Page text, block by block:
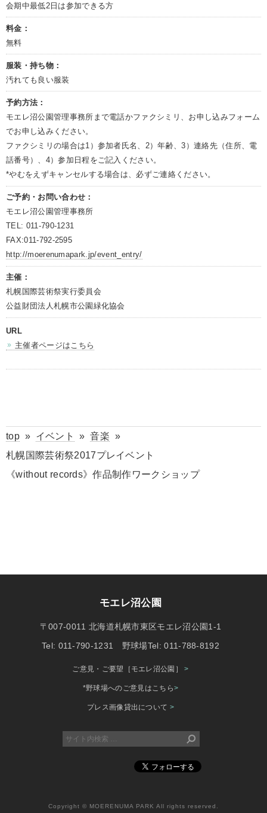
会期中最低2日は参加できる方
料金：
無料
服装・持ち物：
汚れても良い服装
予約方法：
モエレ沼公園管理事務所まで電話かファクシミリ、お申し込みフォーム
でお申し込みください。
ファクシミリの場合は1）参加者氏名、2）年齢、3）連絡先（住所、電
話番号）、4）参加日程をご記入ください。
*やむをえずキャンセルする場合は、必ずご連絡ください。
ご予約・お問い合わせ：
モエレ沼公園管理事務所
TEL: 011-790-1231
FAX:011-792-2595
http://moerenumapark.jp/event_entry/
主催：
札幌国際芸術祭実行委員会
公益財団法人札幌市公園緑化協会
URL
主催者ページはこちら
top» イベント »音楽 »
札幌国際芸術祭2017プレイベント
《without records》作品制作ワークショップ
モエレ沼公園
〒007-0011 北海道札幌市東区モエレ沼公園1-1
Tel: 011-790-1231 野球場Tel: 011-788-8192
ご意見・ご要望［モエレ沼公園］>
*野球場へのご意見はこちら>
プレス画像貸出について >
Copyright © MOERENUMA PARK All rights reserved.